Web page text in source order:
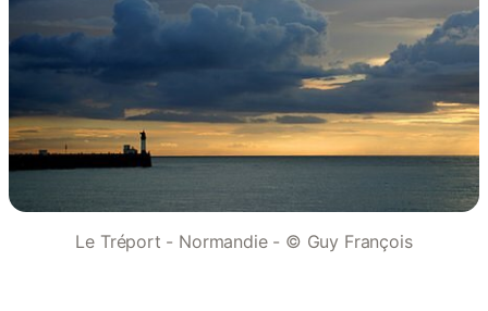
Le Tréport - Normandie - © Guy François